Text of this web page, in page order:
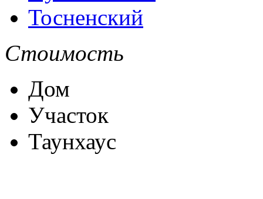
Тосненский
Стоимость
Дом
Участок
Таунхаус